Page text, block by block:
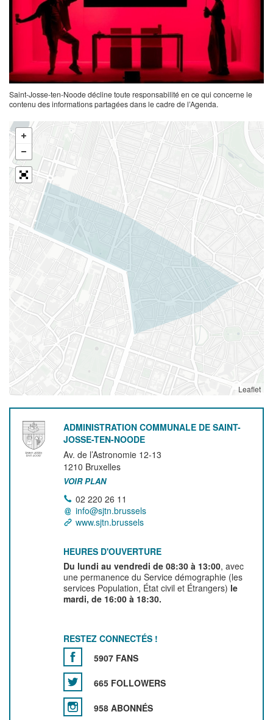
Saint-Josse-ten-Noode décline toute responsabilité en ce qui concerne le
contenu des informations partagées dans le cadre de l’Agenda.
Leaflet
ADMINISTRATION COMMUNALE DE SAINT-
JOSSE-TEN-NOODE
Av. de l’Astronomie 12-13
1210 Bruxelles
VOIR PLAN
02 220 26 11
info@sjtn.brussels
www.sjtn.brussels
HEURES D'OUVERTURE
Du lundi au vendredi de 08:30 à 13:00, avec
une permanence du Service démographie (les
services Population, État civil et Étrangers) le
mardi, de 16:00 à 18:30.
RESTEZ CONNECTÉS !
5907 FANS
665 FOLLOWERS
958 ABONNÉS